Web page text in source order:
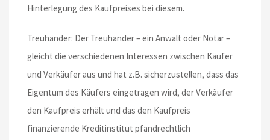
Hinterlegung des Kaufpreises bei diesem.
Treuhänder: Der Treuhänder – ein Anwalt oder Notar –
gleicht die verschiedenen Interessen zwischen Käufer
und Verkäufer aus und hat z.B. sicherzustellen, dass das
Eigentum des Käufers eingetragen wird, der Verkäufer
den Kaufpreis erhält und das den Kaufpreis
finanzierende Kreditinstitut pfandrechtlich